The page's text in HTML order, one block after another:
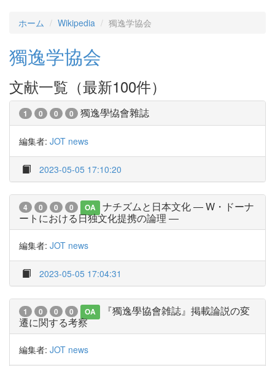
ホーム Wikipedia 獨逸学協会
獨逸学協会
文献一覧（最新100件）
1 0 0 0 獨逸學恊會雜誌
編集者: JOT news
2023-05-05 17:10:20
4 0 0 0 OA
ナチズムと日本文化 ― W・ドーナ
ートにおける日独文化提携の論理 ―
編集者: JOT news
2023-05-05 17:04:31
1 0 0 0 OA
『獨逸學協會雑誌』掲載論説の変
遷に関する考察
編集者: JOT news